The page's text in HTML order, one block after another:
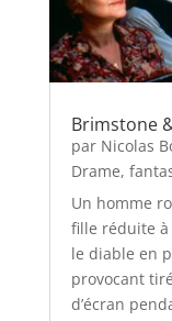
Brimstone
par Nicolas
Drame,
Un homme
fille réduite à
le diable en
provocant
d’écran